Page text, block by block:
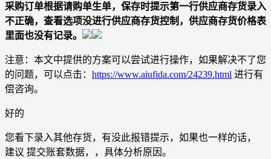
采购订单根据请购单生单，保存时提示第一行供应商存货录入
不正确，查看选项没进行供应商存货控制，供应商存货价格表
里面也没有记录。
注意：本文中提供的方案可以尝试进行操作，如果解决不了您
的问题，可以点击： https://www.aiufida.com/24239.html 进行有
偿咨询。
好的
您看下录入其他存货，有没此报错提示，如果也一样的话，
建议 提交账套数据，，具体分析原因。